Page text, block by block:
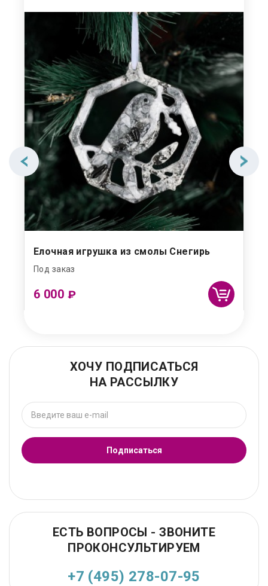
Елочная игрушка из смолы Снегирь
Под заказ
6 000 ₽
ХОЧУ ПОДПИСАТЬСЯ
НА РАССЫЛКУ
Подписаться
ЕСТЬ ВОПРОСЫ - ЗВОНИТЕ
ПРОКОНСУЛЬТИРУЕМ
+7 (495) 278-07-95